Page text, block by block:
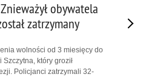
obywatela
zatrzymany
wolności od 3 miesięcy do
który groził
Policjanci zatrzymali 32-